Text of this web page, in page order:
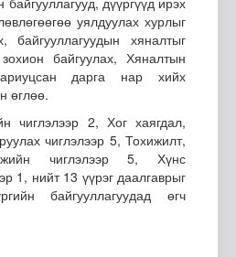
уялдуулах хурлыг
хяналтыг
байгуулах, Хяналтын
дарга нар хийх
өглөө.
чиглэлээр 2, Хог хаягдал,
чиглэлээр 5, Тохижилт,
чиглэлээр 5, Хүнс
1, нийт 13 үүрэг даалгаврыг
байгууллагуудад өгч